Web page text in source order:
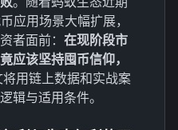
应用场景大幅扩展，
者面前： 在现阶段市
应该坚持囤币信仰，
用链上数据和实战案
辑与适用条件。